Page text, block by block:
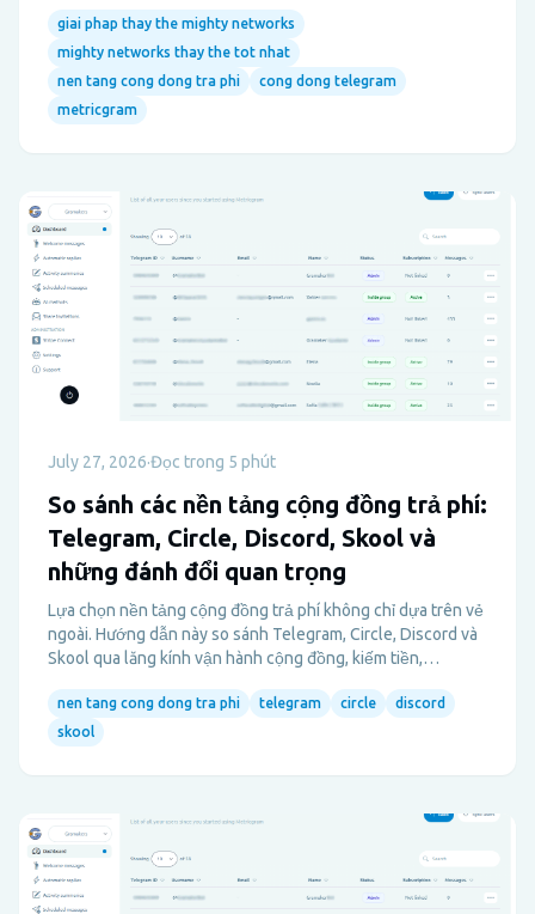
triển nhanh.
giai phap thay the mighty networks
mighty networks thay the tot nhat
nen tang cong dong tra phi
cong dong telegram
metricgram
July 27, 2026·Đọc trong 5 phút
So sánh các nền tảng cộng đồng trả phí:
Telegram, Circle, Discord, Skool và
những đánh đổi quan trọng
Lựa chọn nền tảng cộng đồng trả phí không chỉ dựa trên vẻ
ngoài. Hướng dẫn này so sánh Telegram, Circle, Discord và
Skool qua lăng kính vận hành cộng đồng, kiếm tiền,
phù hợp.
nen tang cong dong tra phi telegram circle
discord
skool